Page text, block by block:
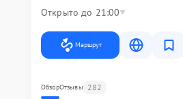
Открыто до 21:00
Маршрут
ОбзорОтзывы 282